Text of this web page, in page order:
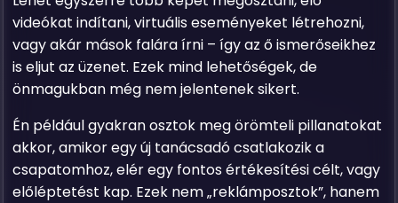
videókat indítani, virtuális eseményeket létrehozni,
vagy akár mások falára írni – így az ő ismerőseikhez
is eljut az üzenet. Ezek mind lehetőségek, de
önmagukban még nem jelentenek sikert.
Én például gyakran osztok meg örömteli pillanatokat
akkor, amikor egy új tanácsadó csatlakozik a
csapatomhoz, elér egy fontos értékesítési célt, vagy
előléptetést kap. Ezek nem „reklámposztok”, hanem